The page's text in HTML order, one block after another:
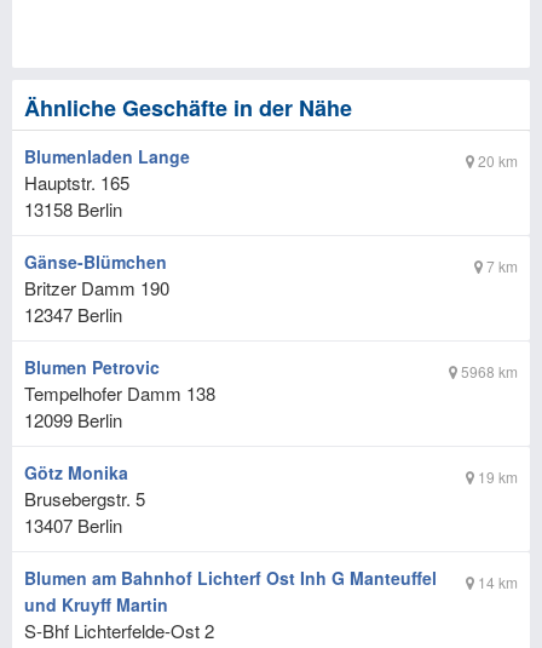
Ähnliche Geschäfte in der Nähe
20 km
Blumenladen Lange
Hauptstr. 165
13158 Berlin
7 km
Gänse-Blümchen
Britzer Damm 190
12347 Berlin
5968 km
Blumen Petrovic
Tempelhofer Damm 138
12099 Berlin
19 km
Götz Monika
Brusebergstr. 5
13407 Berlin
14 km
Blumen am Bahnhof Lichterf Ost Inh G Manteuffel
und Kruyff Martin
S-Bhf Lichterfelde-Ost 2